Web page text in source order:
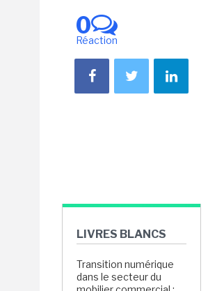
0
Réaction
LIVRES BLANCS
Transition numérique
dans le secteur du